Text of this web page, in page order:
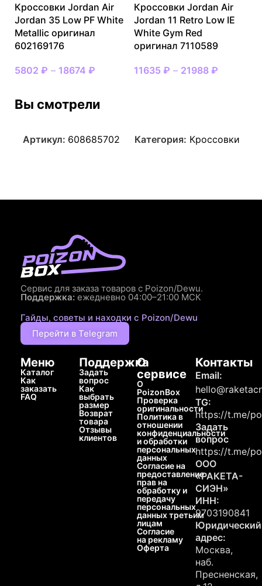
Кроссовки Jordan Air
Jordan 35 Low PF White
Metallic оригинал
602169176
5802 ₽ – 18674 ₽
Кроссовки Jordan Air
Jordan 11 Retro Low IE
White Gym Red
оригинал 7110589
11635 ₽ – 21988 ₽
Вы смотрели
Артикул: 608685702 Категория: Кроссовки
Сервис для заказа товаров с Poizon/Dewu.
Поддержка: ежедневно 04:00–21:00 МСК
Гайды, советы и находки с Poizon/Dewu
Перейти в Telegram
Меню
Каталог
Как
заказать
FAQ
Поддержка
Задать
вопрос
Как
выбрать
размер
Возврат
товара
Отзывы
клиентов
О
сервисе
О
PoizonBox
Проверка
оригинальности
Политика в
отношении
конфиденциальности
и обработки
персональных
данных
Согласие на
предоставление
прав на
обработку и
передачу
персональных
данных третьим
лицам
Согласие
на рекламу
Оферта
Контакты
Email:
TG:
https://t.me/
Задать
вопрос
https://t.me/
ООО
«РАКЕТА-
СИЭН»
ИНН:
9703190841
Юридический
адрес:
Москва,
наб.
Пресненская,